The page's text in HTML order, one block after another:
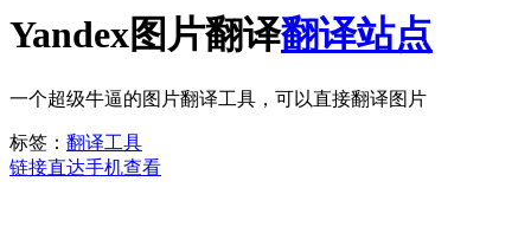
Yandex图片翻译翻译站点
一个超级牛逼的图片翻译工具，可以直接翻译图片
标签： 翻译工具
链接直达手机查看